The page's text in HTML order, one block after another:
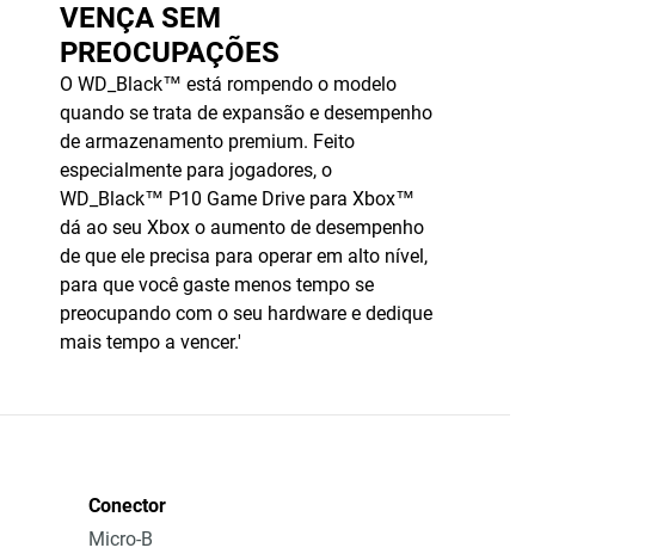
VENÇA SEM
PREOCUPAÇÕES
O WD_Black™ está rompendo o modelo
quando se trata de expansão e desempenho
de armazenamento premium. Feito
especialmente para jogadores, o
WD_Black™ P10 Game Drive para Xbox™
dá ao seu Xbox o aumento de desempenho
de que ele precisa para operar em alto nível,
para que você gaste menos tempo se
preocupando com o seu hardware e dedique
mais tempo a vencer.'
Conector
Micro-B